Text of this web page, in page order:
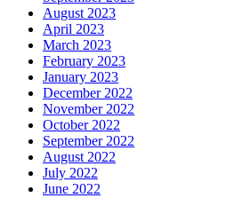
August 2023
April 2023
March 2023
February 2023
January 2023
December 2022
November 2022
October 2022
September 2022
August 2022
July 2022
June 2022